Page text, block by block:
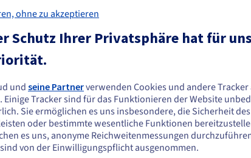
Chatbot
scheinen sich in Vereinigte Staaten
Sie aus Vereinigte Staaten bestellen möchten, müssen Sie sich auf
Website umsehen und dort einen Account erstellen.
ohne zu akzeptieren
Schutz Ihrer Privatsphäre hat für uns
und seine Partnerverwenden Cookies und andere
Einige Tracker sind für das Funktionieren der Website
Sie ermöglichen es uns insbesondere, die Sicherheit
oder bestimmte wesentliche Funktionen
es uns, anonyme Reichweitenmessungen
von der Einwilligungspflicht ausgenommen.